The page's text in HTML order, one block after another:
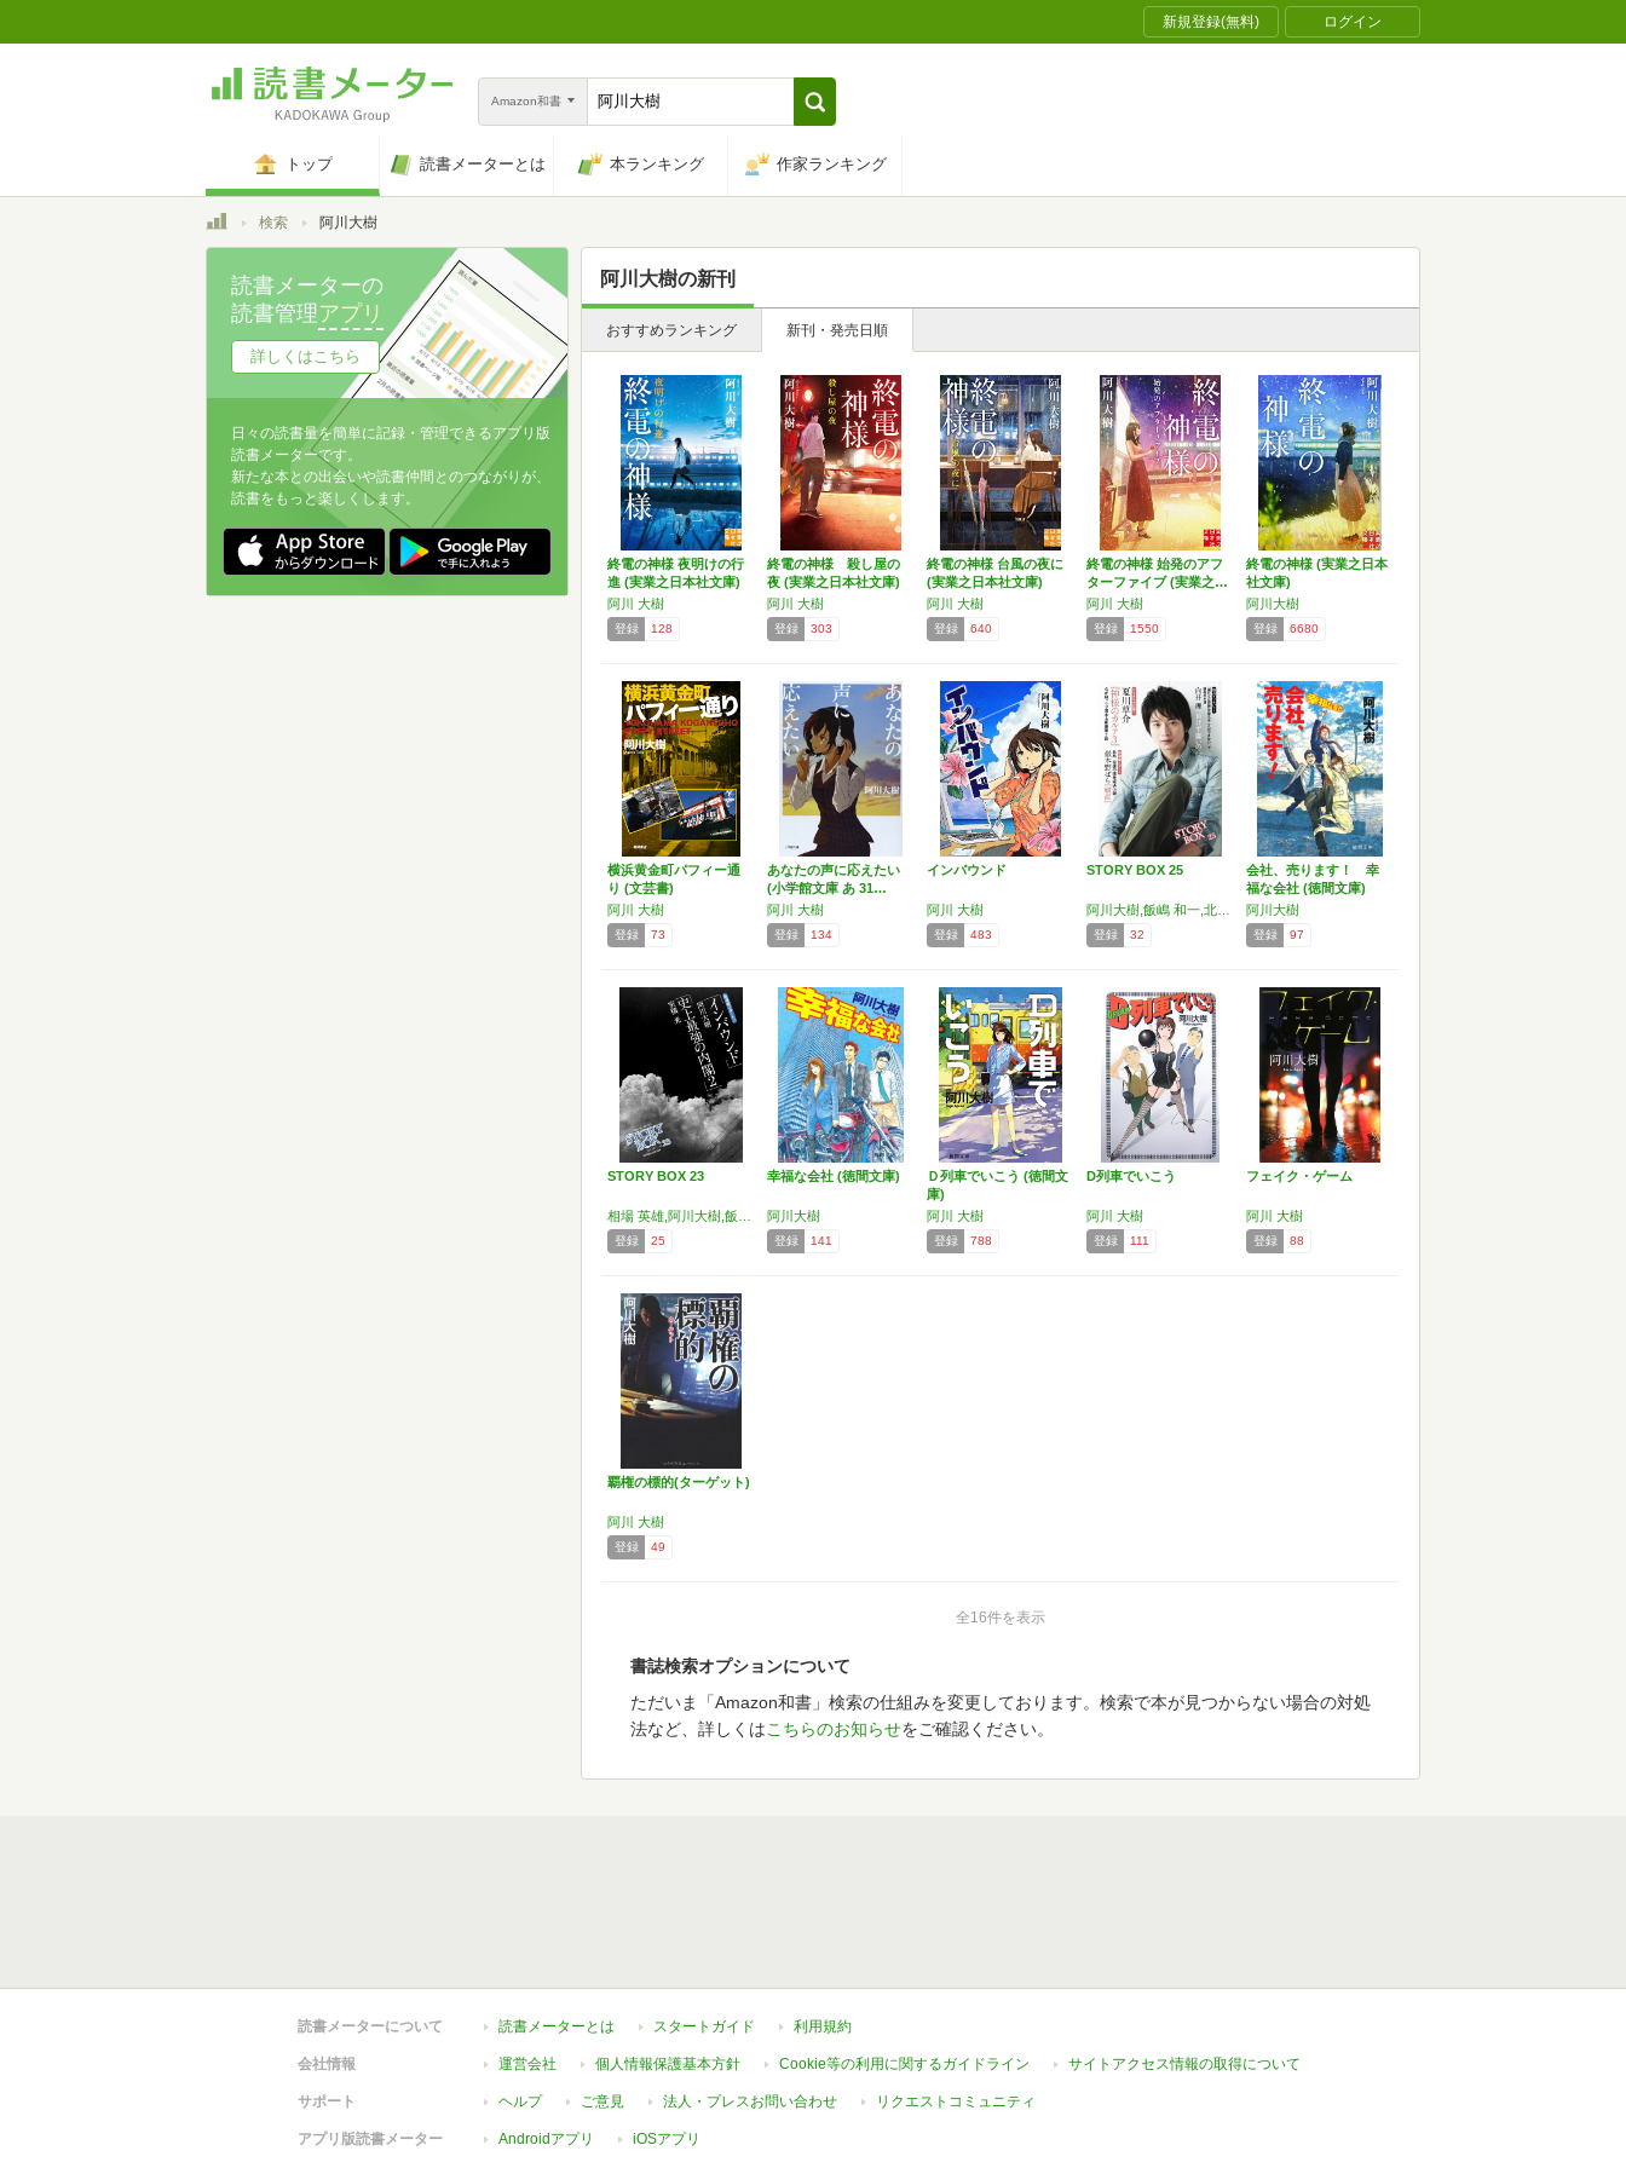
新規登録(無料) ログイン
Amazon和書
トップ 読書メーターとは 本ランキング 作家ランキング
トップ検索 阿川大樹
阿川大樹の新刊
おすすめランキング 新刊・発売日順
終電の神様 夜明けの行
進 (実業之日本社文庫)
阿川 大樹
登録 128
終電の神様 殺し屋の
夜 (実業之日本社文庫)
阿川 大樹
登録 303
終電の神様 台風の夜に
(実業之日本社文庫)
阿川 大樹
登録 640
終電の神様 始発のアフ
ターファイブ (実業之…
阿川 大樹
登録 1550
終電の神様 (実業之日本
社文庫)
阿川大樹
登録 6680
横浜黄金町パフィー通
り (文芸書)
阿川 大樹
登録 73
あなたの声に応えたい
(小学館文庫 あ 31…
阿川 大樹
登録 134
インバウンド
阿川 大樹
登録 483
STORY BOX 25
登録 32
会社、売ります！ 幸
福な会社 (徳間文庫)
阿川大樹
登録 97
STORY BOX 23
登録 25
幸福な会社 (徳間文庫)
阿川大樹
登録 141
Ｄ列車でいこう (徳間文
庫)
阿川 大樹
登録 788
D列車でいこう
阿川 大樹
登録 111
フェイク・ゲーム
阿川 大樹
登録 88
覇権の標的(ターゲット)
阿川 大樹
登録 49
全16件を表示
書誌検索オプションについて
ただいま「Amazon和書」検索の仕組みを変更しております。検索で本が見つからない場合の対処
法など、詳しくはこちらのお知らせをご確認ください。
読書メーターの
読書管理アプリ
詳しくはこちら
日々の読書量を簡単に記録・管理できるアプリ版
読書メーターです。
新たな本との出会いや読書仲間とのつながりが、
読書をもっと楽しくします。
読書メーターについて 読書メーターとは スタートガイド 利用規約
会社情報 運営会社 個人情報保護基本方針 Cookie等の利用に関するガイドライン サイトアクセス情報の取得について
サポート ヘルプ ご意見 法人・プレスお問い合わせ リクエストコミュニティ
アプリ版読書メーター Androidアプリ iOSアプリ